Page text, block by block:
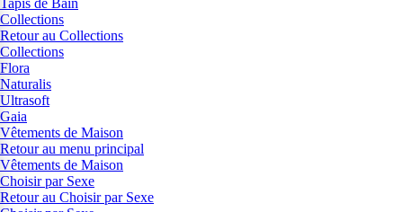
Tapis de Bain
Collections
Retour au Collections
Collections
Flora
Naturalis
Ultrasoft
Gaia
Vêtements de Maison
Retour au menu principal
Vêtements de Maison
Choisir par Sexe
Retour au Choisir par Sexe